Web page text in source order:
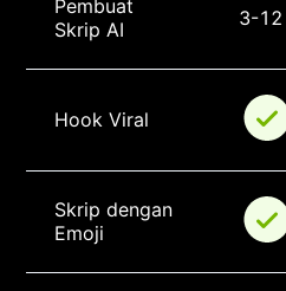
Pembuat
Skrip AI
3-12
Hook Viral
Skrip dengan
Emoji